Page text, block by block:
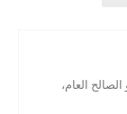
العام،